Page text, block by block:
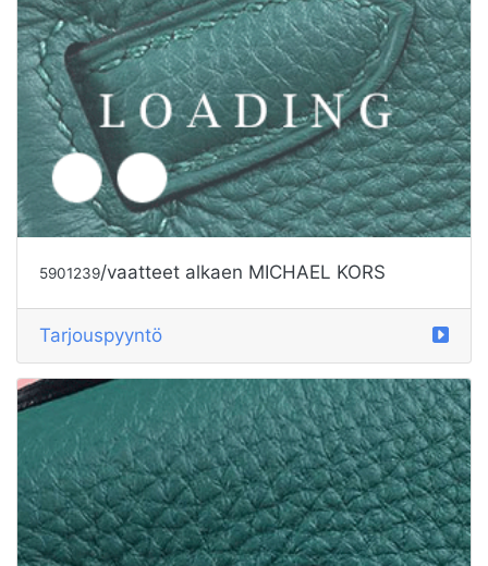
Tarjouspyyntö
5901239/vaatteet alkaen MICHAEL KORS